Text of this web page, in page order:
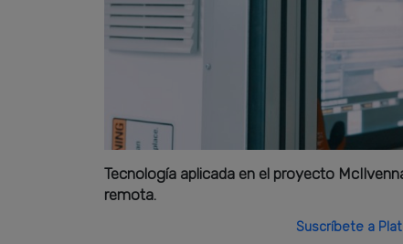
Tecnología aplicada en el proyecto
remota.
Suscríbete a